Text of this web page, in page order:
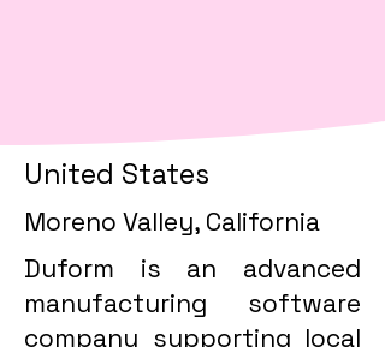
United States
Moreno Valley, California
Duform is an advanced
manufacturing software
company supporting local